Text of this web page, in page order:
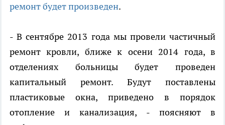
ремонт будет произведен.
- В сентябре 2013 года мы провели частичный
ремонт кровли, ближе к осени 2014 года, в
отделениях больницы будет проведен
капитальный ремонт. Будут поставлены
пластиковые окна, приведено в порядок
отопление и канализация, - поясняют в